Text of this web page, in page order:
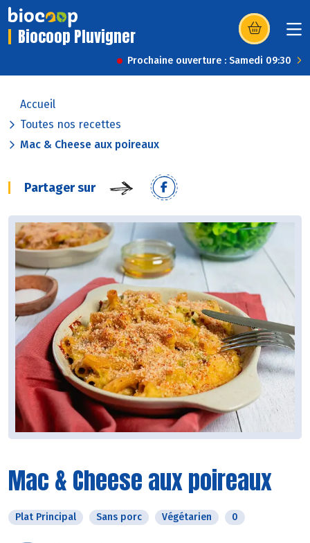
Biocoop Pluvigner (s’ouvre dans
Prochaine ouverture : Samedi 09:30
Accueil
Toutes nos recettes
Mac & Cheese aux poireaux
Partager sur
Mac & Cheese aux poireaux
Plat Principal Sans porc Végétarien 0